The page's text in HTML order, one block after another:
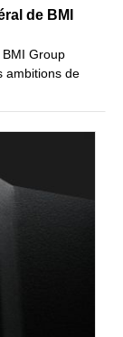
de BMI
Group
ambitions de